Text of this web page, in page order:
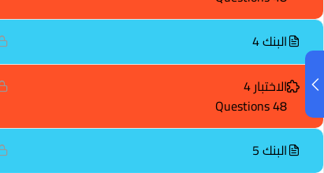
البنك 4
الاختبار 4
48 Questions
البنك 5